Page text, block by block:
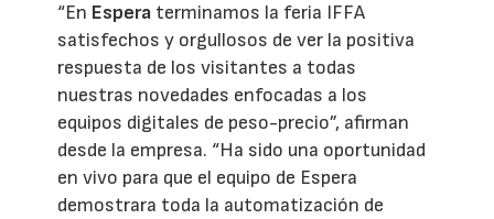
“En Espera terminamos la feria IFFA
satisfechos y orgullosos de ver la positiva
respuesta de los visitantes a todas
nuestras novedades enfocadas a los
equipos digitales de peso-precio”, afirman
desde la empresa. “Ha sido una oportunidad
en vivo para que el equipo de Espera
demostrara toda la automatización de